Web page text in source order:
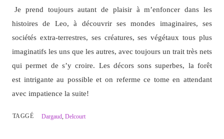
Je prend toujours autant de plaisir à m’enfoncer dans les
histoires de Leo, à découvrir ses mondes imaginaires, ses
sociétés extra-terrestres, ses créatures, ses végétaux tous plus
imaginatifs les uns que les autres, avec toujours un trait très nets
qui permet de s’y croire. Les décors sons superbes, la forêt
est intrigante au possible et on referme ce tome en attendant
avec impatience la suite!
TAGGÉ Dargaud,Delcourt